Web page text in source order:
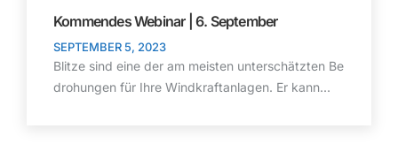
Kommendes Webinar | 6. September
SEPTEMBER 5, 2023
Blitze sind eine der am meisten unterschätzten Be
drohungen für Ihre Windkraftanlagen. Er kann...